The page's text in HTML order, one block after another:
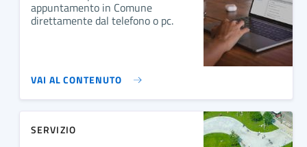
appuntamento in Comune
direttamente dal telefono o pc.
VAI AL CONTENUTO
SERVIZIO